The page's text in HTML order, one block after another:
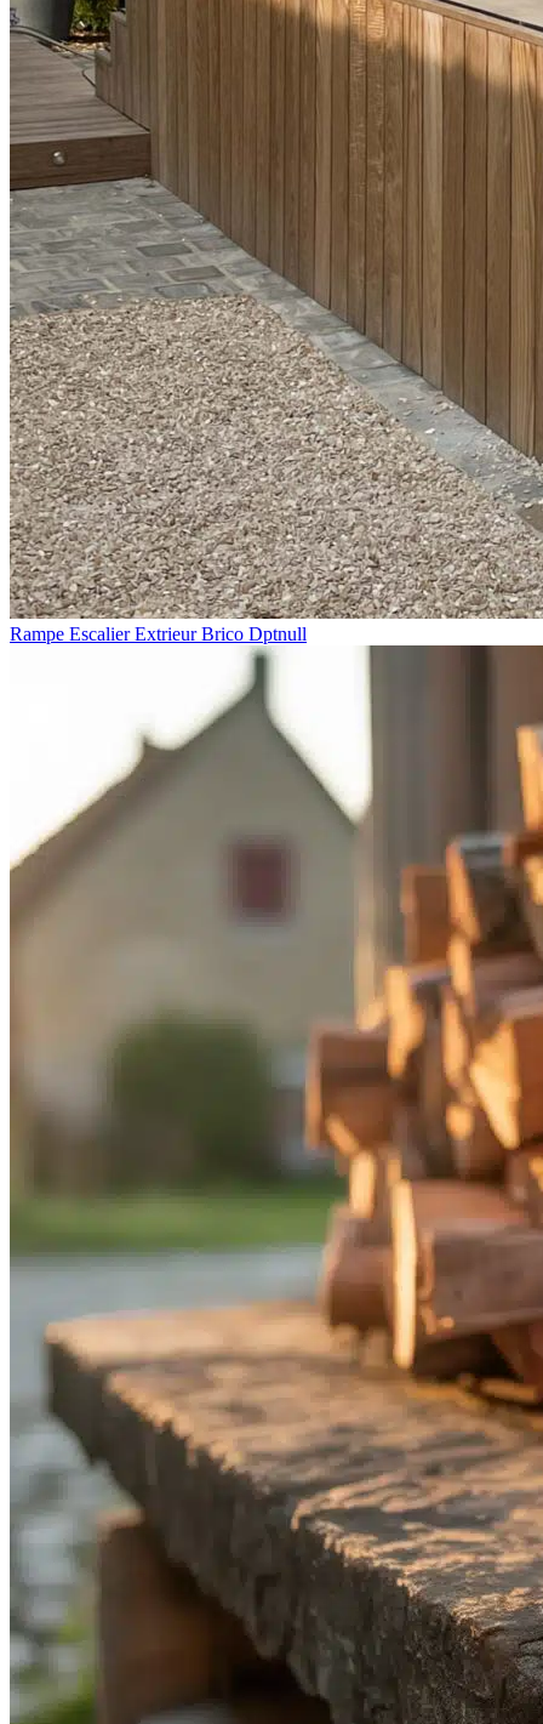
Rampe Escalier Extrieur Brico Dptnull